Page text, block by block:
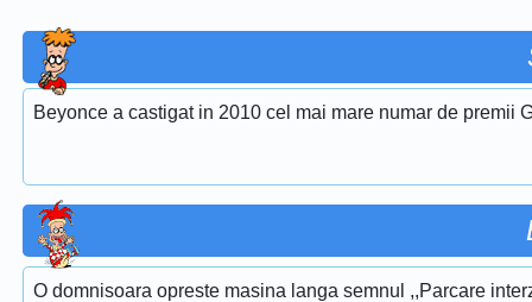
Beyonce a castigat in 2010 cel mai mare numar de premii
O domnisoara opreste masina langa semnul ,,Parcare